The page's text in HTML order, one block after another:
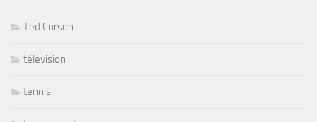
Ted Curson
télevision
tennis